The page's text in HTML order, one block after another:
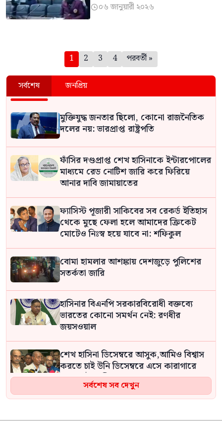
০৬ জানুয়ারী ২০২৬
1 2 3 4 পরবর্তী »
সর্বশেষ জনপ্রিয়
মুক্তিযুদ্ধ জনতার ছিলো, কোনো রাজনৈতিক
দলের নয়: ভারপ্রাপ্ত রাষ্ট্রপতি
ফাঁসির দণ্ডপ্রাপ্ত শেখ হাসিনাকে ইন্টারপোলের
মাধ্যমে রেড নোটিশ জারি করে ফিরিয়ে
আনার দাবি জামায়াতের
ফ্যাসিস্ট পূজারী সাকিবের সব রেকর্ড ইতিহাস
থেকে মুছে ফেলা হলে আমাদের ক্রিকেট
মোটেও নিঃস্ব হয়ে যাবে না: শফিকুল
বোমা হামলার আশঙ্কায় দেশজুড়ে পুলিশের
সতর্কতা জারি
হাসিনার বিএনপি সরকারবিরোধী বক্তব্যে
ভারতের কোনো সমর্থন নেই: রণধীর
জয়সওয়াল
শেখ হাসিনা ডিসেম্বরে আসুক,আমিও বিশ্বাস
করতে চাই উনি ডিসেম্বরে এসে কারাগারে
যান: আইনমন্ত্রী
আমি ব্যক্তি নয়, ন্যায়ের পক্ষে কথা বলি’:
সর্বশেষ সব দেখুন